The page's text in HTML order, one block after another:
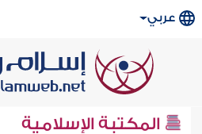
عربي
المكتبة الإسلامية